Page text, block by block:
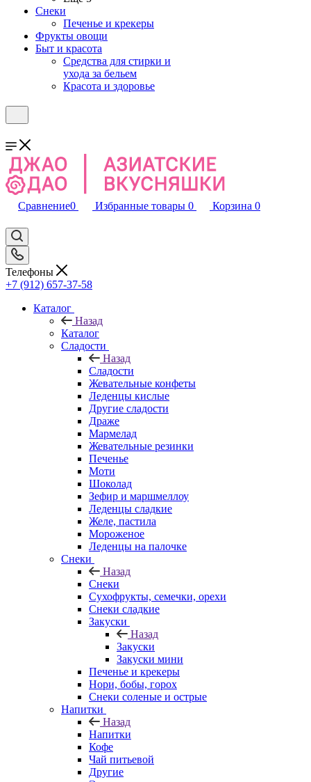
Снеки
Печенье и крекеры
Фрукты овощи
Быт и красота
Средства для стирки и
ухода за бельем
Красота и здоровье
Сравнение0 Избранные товары 0 Корзина 0
Телефоны
+7 (912) 657-37-58
Каталог
Назад
Каталог
Сладости
Назад
Сладости
Жевательные конфеты
Леденцы кислые
Другие сладости
Драже
Мармелад
Жевательные резинки
Печенье
Моти
Шоколад
Зефир и маршмеллоу
Леденцы сладкие
Желе, пастила
Мороженое
Леденцы на палочке
Снеки
Назад
Снеки
Сухофрукты, семечки, орехи
Снеки сладкие
Закуски
Назад
Закуски
Закуски мини
Печенье и крекеры
Нори, бобы, горох
Снеки соленые и острые
Напитки
Назад
Напитки
Кофе
Чай питьевой
Другие